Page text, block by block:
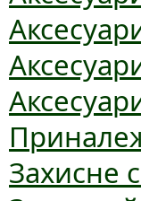
Захисне